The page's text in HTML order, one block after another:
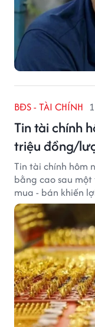
BĐS - TÀI CHÍNH
Tin tài chính
triệu đồng/
Tin tài chính hôm
bằng cao sau
mua - bán khiến
trong khi USD
thất vọng.